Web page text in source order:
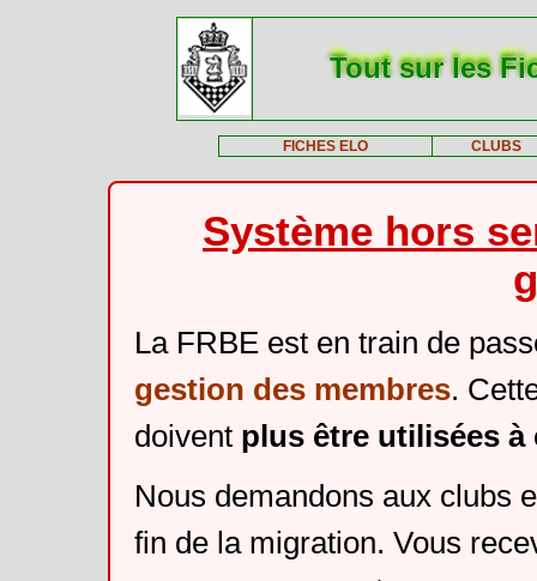
Tout sur les
FICHES ELO CLUBS
Système hors
La FRBE est en train de
gestion des membres.
doivent plus être utilisées
Nous demandons aux clubs
fin de la migration. Vous